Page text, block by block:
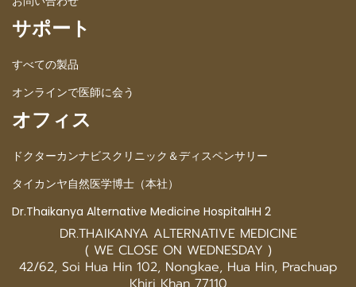
Dr.Thaikanya Alternative Medicine HospitalHH 2
DR.THAIKANYA ALTERNATIVE MEDICINE
42/62, Soi Hua Hin 102, Nongkae, Hua Hin, Prachuap
+66 (0) 98 258 9494